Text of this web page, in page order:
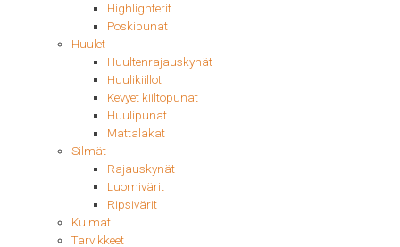
Highlighterit
Poskipunat
Huulet
Huultenrajauskynät
Huulikiillot
Kevyet kiiltopunat
Huulipunat
Mattalakat
Silmät
Rajauskynät
Luomivärit
Ripsivärit
Kulmat
Tarvikkeet